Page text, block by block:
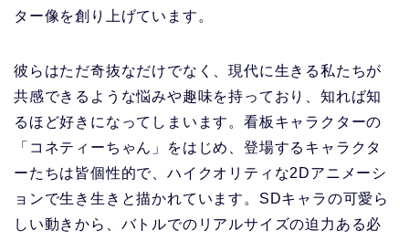
ター像を創り上げています。
彼らはただ奇抜なだけでなく、現代に生きる私たちが
共感できるような悩みや趣味を持っており、知れば知
るほど好きになってしまいます。看板キャラクターの
「コネティーちゃん」をはじめ、登場するキャラクタ
ーたちは皆個性的で、ハイクオリティな2Dアニメーシ
ョンで生き生きと描かれています。SDキャラの可愛ら
しい動きから、バトルでのリアルサイズの迫力ある必